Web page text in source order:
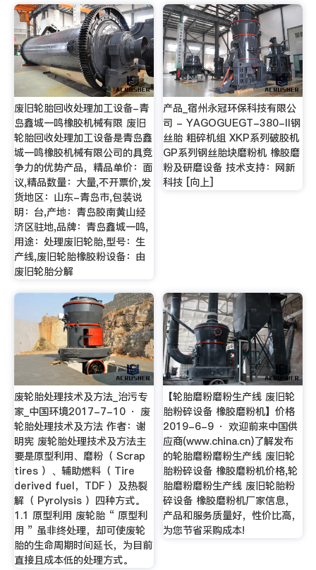
废旧轮胎回收处理加工设备-青
岛鑫城一鸣橡胶机械有限 废旧
轮胎回收处理加工设备是青岛鑫
城一鸣橡胶机械有限公司的具竞
争力的优势产品，精品单价：面
议,精品数量：大量,不开票价,发
货地区：山东-青岛市,包装说
明：台,产地：青岛胶南黄山经
济区驻地,品牌：青岛鑫城一鸣,
用途：处理废旧轮胎,型号：生
产线,废旧轮胎橡胶粉设备：由
废旧轮胎分解
产品_宿州永冠环保科技有限公
司 - YAGOGUEGT-380-II钢
丝胎 粗碎机组 XKP系列破胶机
GP系列钢丝胎块磨粉机 橡胶磨
粉及研磨设备 技术支持：网新
科技 [向上]
废轮胎处理技术及方法_治污专
家_中国环境2017-7-10 · 废
轮胎处理技术及方法 作者：谢
明宪 废轮胎处理技术及方法主
要是原型利用、磨粉（ Scrap
tires ）、辅助燃料（ Tire
derived fuel，TDF ）及热裂
解（ Pyrolysis ）四种方式。
1.1 原型利用 废轮胎 “ 原型利
用 ” 虽非终处理，却可使废轮
胎的生命周期时间延长，为目前
直接且成本低的处理方式。
【轮胎磨粉磨粉生产线 废旧轮
胎粉碎设备 橡胶磨粉机】价格
2019-6-9 · 欢迎前来中国供
应商(www.china.cn)了解发布
的轮胎磨粉磨粉生产线 废旧轮
胎粉碎设备 橡胶磨粉机价格,轮
胎磨粉磨粉生产线 废旧轮胎粉
碎设备 橡胶磨粉机厂家信息，
产品和服务质量好，性价比高，
为您节省采购成本!